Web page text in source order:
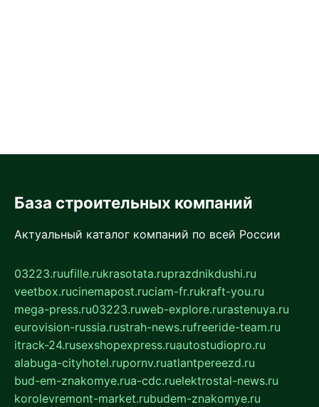
База строительных компаний
Актуальный каталог компаний по всей России
03223.ruufille.rukrasotata.ruprazdnikdushi.ru
veetbox.rucinemapost.ruciam-fr.rukraft-you.ru
mega-press.ru03223.ruweb-explore.rurastenuya.ru
eurovision-russia.rustrah-news.rufreeride-team.ru
itrack-24.rusexshopexpress.ruautostudiopro.ru
alabuga-cityhotel.rupornv.ruatlantpereezd.ru
bud-em-znakomye.rua-cdc.ruelektrostal-news.ru
korolevremont-market.rubudem-znakomye.ru